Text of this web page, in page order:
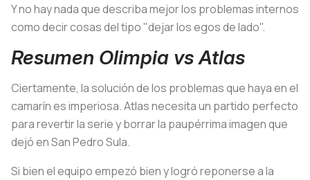
Y no hay nada que describa mejor los problemas internos
como decir cosas del tipo "dejar los egos de lado".
Resumen Olimpia vs Atlas
Ciertamente, la solución de los problemas que haya en el
camarín es imperiosa. Atlas necesita un partido perfecto
para revertir la serie y borrar la paupérrima imagen que
dejó en San Pedro Sula.
Si bien el equipo empezó bien y logró reponerse a la